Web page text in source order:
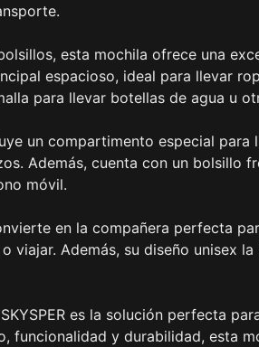
esta mochila ofrece una
espacioso, ideal para llevar
para llevar botellas de agua u
un compartimento especial
Además, cuenta con un bolsillo
móvil.
en la compañera perfecta
viajar. Además, su diseño unisex
es la solución perfecta
funcionalidad y durabilidad, esta